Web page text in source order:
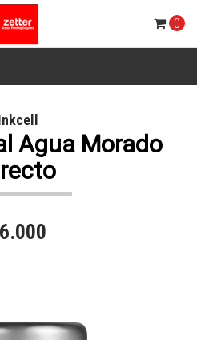
0
Agua Morado